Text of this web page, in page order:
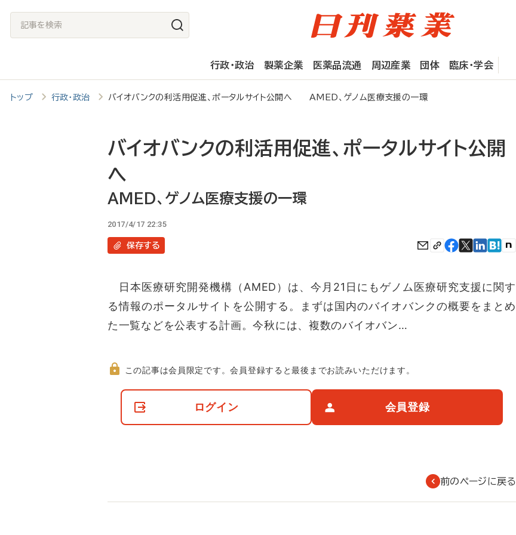
記
事
検
索
行政・政治 製薬企業 医薬品流通 周辺産業 団体 臨床・学会
トップ 行政・政治 バイオバンクの利活用促進、ポータルサイト公開へ AMED、ゲノム医療支援の一環
バイオバンクの利活用促進、ポータルサイト公開
へ
AMED、ゲノム医療支援の一環
2017/4/17 22:35
保存する
日本医療研究開発機構（AMED）は、今月21日にもゲノム医療研究支援に関す
る情報のポータルサイトを公開する。まずは国内のバイオバンクの概要をまとめ
た一覧などを公表する計画。今秋には、複数のバイオバン…
て
この記事は会員限定です。会員登録すると最後までお読みいただけます。
ログイン 会員登録
前のページに戻る